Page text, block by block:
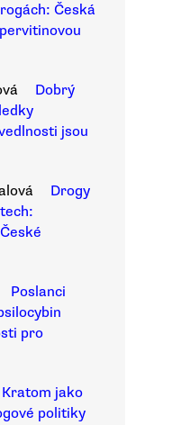
Česká
Dobrý
jsou
Drogy
Poslanci
pro
Kratom jako
politiky